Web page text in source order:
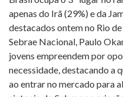
apenas do Irã (29%) e da
destacados ontem no Rio
Sebrae Nacional, Paulo
jovens empreendem por
necessidade, destacando a
ao entrar no mercado para